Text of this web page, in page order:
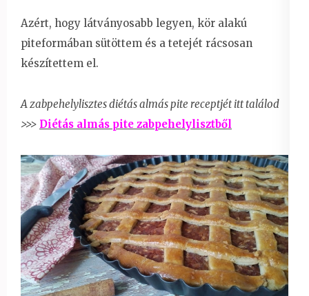
Azért, hogy látványosabb legyen, kör alakú
piteformában sütöttem és a tetejét rácsosan
készítettem el.
A zabpehelylisztes diétás almás pite receptjét itt találod
>>> Diétás almás pite zabpehelylisztből